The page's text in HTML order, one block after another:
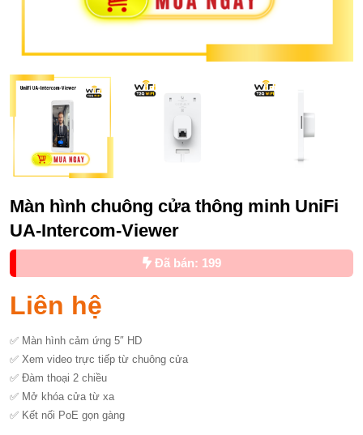
Màn hình chuông cửa thông minh UniFi
UA-Intercom-Viewer
Đã bán: 199
Liên hệ
✅ Màn hình cảm ứng 5″ HD
✅ Xem video trực tiếp từ chuông cửa
✅ Đàm thoại 2 chiều
✅ Mở khóa cửa từ xa
✅ Kết nối PoE gọn gàng